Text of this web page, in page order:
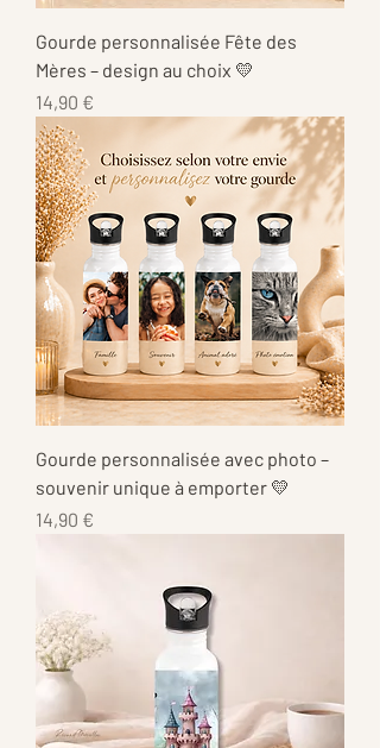
Gourde personnalisée Fête des
Mères – design au choix 💛
Prix
14,90 €
Gourde personnalisée avec photo –
souvenir unique à emporter 💛
Prix
14,90 €